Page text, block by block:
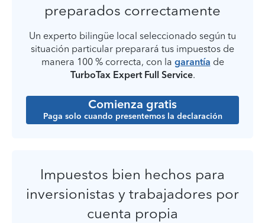
preparados correctamente
Un experto bilingüe local seleccionado según tu
situación particular preparará tus impuestos de
manera 100 % correcta, con la garantía de
TurboTax Expert Full Service.
Comienza gratis
Paga solo cuando presentemos la declaración
Impuestos bien hechos para
inversionistas y trabajadores por
cuenta propia